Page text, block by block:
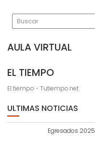
AULA VIRTUAL
EL TIEMPO
El tiempo - Tutiempo.net
ULTIMAS NOTICIAS
Egresados 2025